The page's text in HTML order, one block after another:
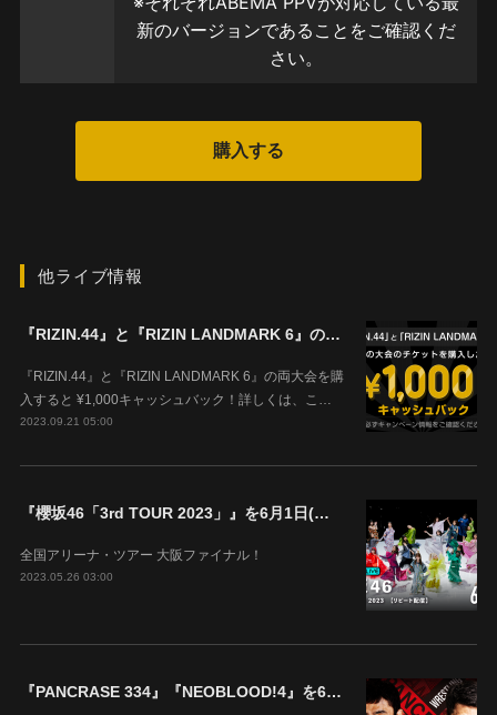
他ライブ情報
『RIZIN.44』と『RIZIN LANDMARK 6』の両大会を購入すると ¥1,000キャッシュバック！
『RIZIN.44』と『RIZIN LANDMARK 6』の両大会を購
入すると ¥1,000キャッシュバック！詳しくは、こ…
2023.09.21 05:00
『櫻坂46「3rd TOUR 2023」』を6月1日(木)18時よりABEMAで生配信決定！
全国アリーナ・ツアー 大阪ファイナル！
2023.05.26 03:00
『PANCRASE 334』『NEOBLOOD!4』を6月4日(日)14時00分よりABEMAで生中継！